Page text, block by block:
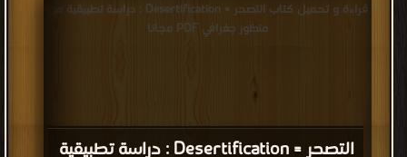
التصحر = Desertification : دراسة تطبيقية
قراءة و تحميل كتاب التصحر = Desertification : دراسة تطبيقية من
منظور جغرافي PDF مجانا